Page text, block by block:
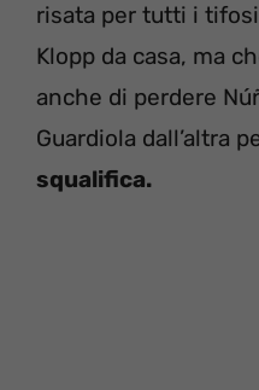
risata per tutti i
Klopp da casa, ma
anche di perdere
Guardiola dall’altra
squalifica.